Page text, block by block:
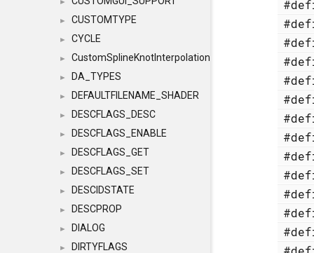
► CUSTOMTYPE
► CYCLE
► CustomSplineKnotInterpolation
► DA_TYPES
► DEFAULTFILENAME_SHADER
► DESCFLAGS_DESC
► DESCFLAGS_ENABLE
► DESCFLAGS_GET
► DESCFLAGS_SET
► DESCIDSTATE
► DESCPROP
► DIALOG
► DIRTYFLAGS